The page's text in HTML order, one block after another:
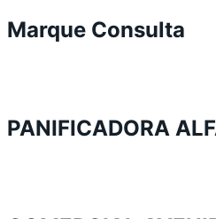
Marque Consulta
PANIFICADORA